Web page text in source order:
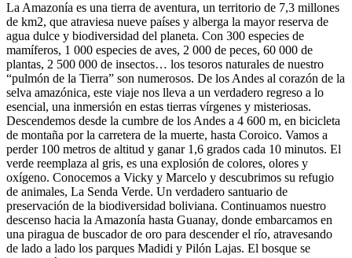
La Amazonía es una tierra de aventura, un territorio de 7,3 millones
de km2, que atraviesa nueve países y alberga la mayor reserva de
agua dulce y biodiversidad del planeta. Con 300 especies de
mamíferos, 1 000 especies de aves, 2 000 de peces, 60 000 de
plantas, 2 500 000 de insectos… los tesoros naturales de nuestro
“pulmón de la Tierra” son numerosos. De los Andes al corazón de la
selva amazónica, este viaje nos lleva a un verdadero regreso a lo
esencial, una inmersión en estas tierras vírgenes y misteriosas.
Descendemos desde la cumbre de los Andes a 4 600 m, en bicicleta
de montaña por la carretera de la muerte, hasta Coroico. Vamos a
perder 100 metros de altitud y ganar 1,6 grados cada 10 minutos. El
verde reemplaza al gris, es una explosión de colores, olores y
oxígeno. Conocemos a Vicky y Marcelo y descubrimos su refugio
de animales, La Senda Verde. Un verdadero santuario de
preservación de la biodiversidad boliviana. Continuamos nuestro
descenso hacia la Amazonía hasta Guanay, donde embarcamos en
una piragua de buscador de oro para descender el río, atravesando
de lado a lado los parques Madidi y Pilón Lajas. El bosque se